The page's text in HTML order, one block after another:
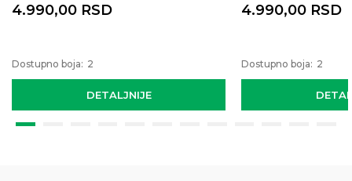
DETALJNIJE
4.990,00 RSD
Dostupno boja: 2
4.990,00 RSD
Dostupno boja: 2